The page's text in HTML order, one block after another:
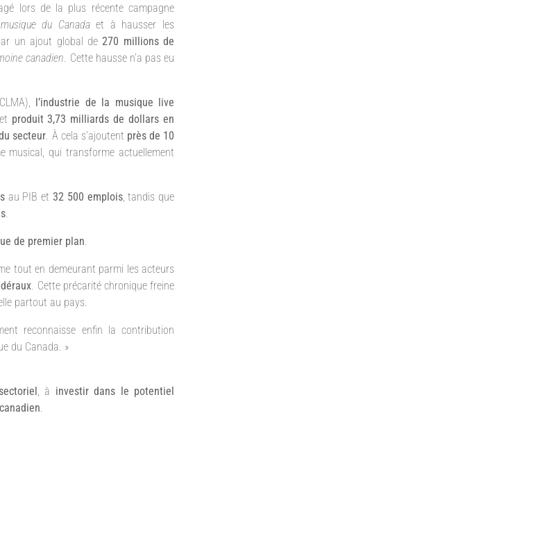
lors de la plus récente campagne
du Canadaet à hausser les
un ajout global de270 millions de
canadien . Cette hausse n’a pas eu
l’industrie de la musique live
produit 3,73 milliards de dollars en
secteur . À cela s’ajoutent près de 10
musical, qui transforme actuellement
au PIB et32 500 emplois, tandis que
de premier plan
tout en demeurant parmi les acteurs
. Cette précarité chronique freine
partout au pays.
reconnaisse enfin la contribution
du Canada. »
, à investir dans le potentiel